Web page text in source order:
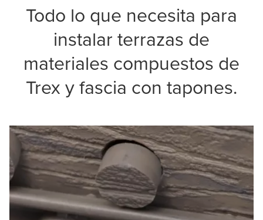
Todo lo que necesita para
instalar terrazas de
materiales compuestos de
Trex y fascia con tapones.